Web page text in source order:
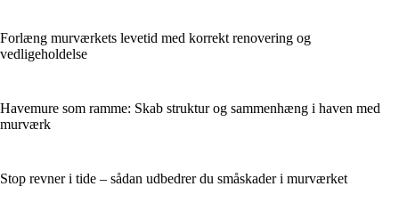
Forlæng murværkets levetid med korrekt renovering og
vedligeholdelse
Havemure som ramme: Skab struktur og sammenhæng i haven med
murværk
Stop revner i tide – sådan udbedrer du småskader i murværket